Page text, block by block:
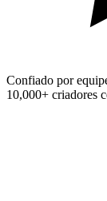
Confiado por
10,000+ criadores